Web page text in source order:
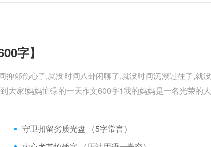
字】
郁伤心了,就没时间八卦闲聊了,就没时间沉溺过往了,就没
大家!妈妈忙碌的一天作文600字1我的妈妈是一名光荣的人
守卫扣留劣质光盘 （5字常言）